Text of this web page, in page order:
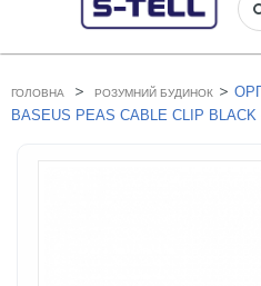
ГОЛОВНА > РОЗУМНИЙ БУДИНОК >
BASEUS PEAS CABLE CLIP BLACK